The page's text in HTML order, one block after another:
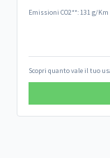
Emissioni CO2**: 131 g/Km
Scopri quanto vale il tuo